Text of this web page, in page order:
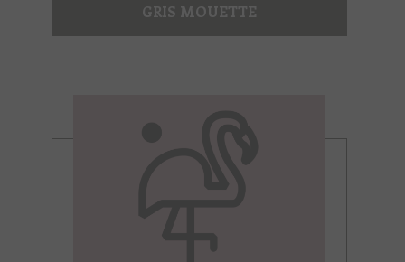
GRIS MOUETTE